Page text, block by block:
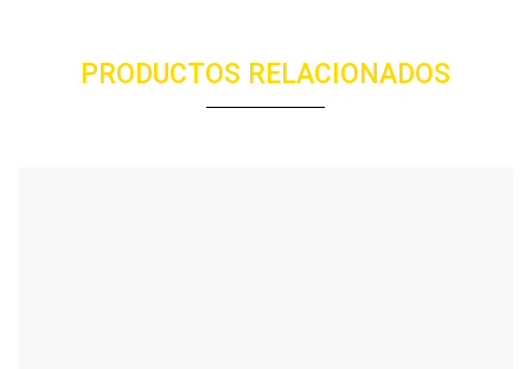
PRODUCTOS RELACIONADOS